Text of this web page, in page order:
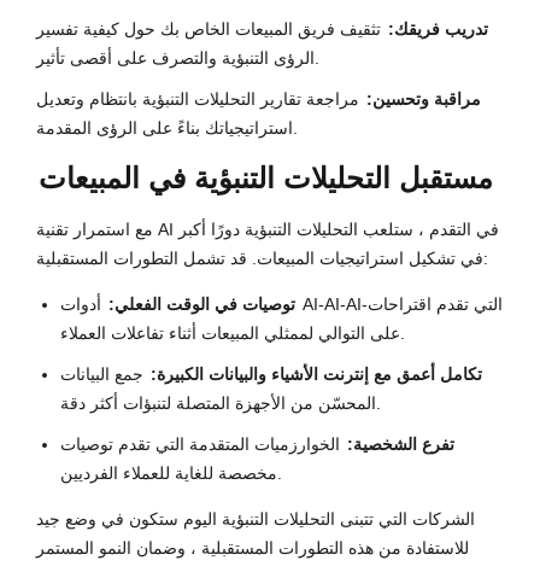
تدريب فريقك: تثقيف فريق المبيعات الخاص بك حول كيفية تفسير
الرؤى التنبؤية والتصرف على أقصى تأثير.
مراقبة وتحسين: مراجعة تقارير التحليلات التنبؤية بانتظام وتعديل
استراتيجياتك بناءً على الرؤى المقدمة.
مستقبل التحليلات التنبؤية في المبيعات
مع استمرار تقنية AI في التقدم ، ستلعب التحليلات التنبؤية دورًا أكبر
في تشكيل استراتيجيات المبيعات. قد تشمل التطورات المستقبلية:
توصيات في الوقت الفعلي: أدوات AI-AI-AI-التي تقدم اقتراحات
على التوالي لممثلي المبيعات أثناء تفاعلات العملاء.
تكامل أعمق مع إنترنت الأشياء والبيانات الكبيرة: جمع البيانات
المحسّن من الأجهزة المتصلة لتنبؤات أكثر دقة.
تفرع الشخصية: الخوارزميات المتقدمة التي تقدم توصيات
مخصصة للغاية للعملاء الفرديين.
الشركات التي تتبنى التحليلات التنبؤية اليوم ستكون في وضع جيد
للاستفادة من هذه التطورات المستقبلية ، وضمان النمو المستمر